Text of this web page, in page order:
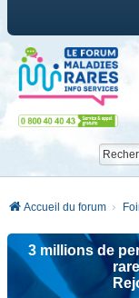
Accueil du forum
3 millions de